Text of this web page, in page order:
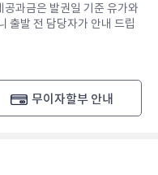
과금은 발권일 기준 유가와
출발 전 담당자가 안내 드립
무이자할부 안내